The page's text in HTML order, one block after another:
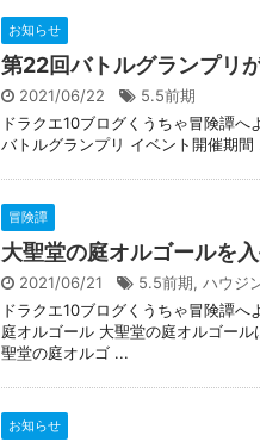
お知らせ
第22回バトルグランプリ
2021/06/22
5.5前期
ドラクエ10ブログくうちゃ冒険譚
バトルグランプリ イベント開催期
冒険譚
大聖堂の庭オルゴールを
2021/06/21 5.5前期, ハウジ
ドラクエ10ブログくうちゃ冒険譚
庭オルゴール 大聖堂の庭オルゴー
聖堂の庭オルゴ ...
お知らせ